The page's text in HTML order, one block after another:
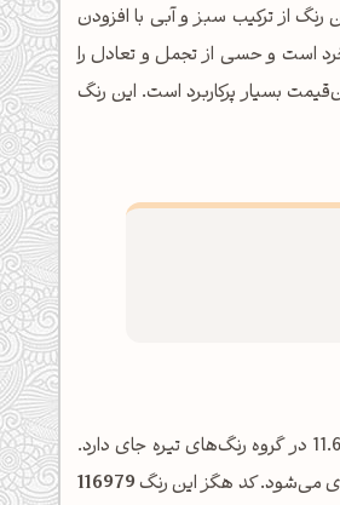
است. این رنگ از ترکیب سبز و آبی با افزودن
است و حسی از تجمل و تعادل را
بسیار پرکاربرد است. این رنگ
شناخته می‌شود، با روشنایی %11.6 در گروه رنگ‌های تیره جای دارد.
می‌شود. کد هگز این رنگ116979